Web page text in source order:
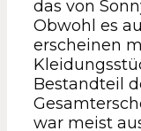
das von
Obwohl es
erscheinen
Bestandteil
war meist